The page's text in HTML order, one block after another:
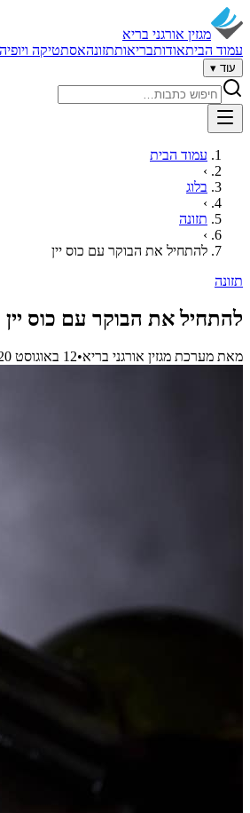
מגזין אורגני בריא
עמוד הביתאודותבריאותתזונהאסתטיקה ויופי
עוד ▾
חיפוש באתר
עמוד הבית
›
בלוג
›
תזונה
›
להתחיל את הבוקר עם כוס יין
תזונה
להתחיל את הבוקר עם כוס יין
מאת מערכת מגזין אורגני בריא•12 באוגוסט 2020